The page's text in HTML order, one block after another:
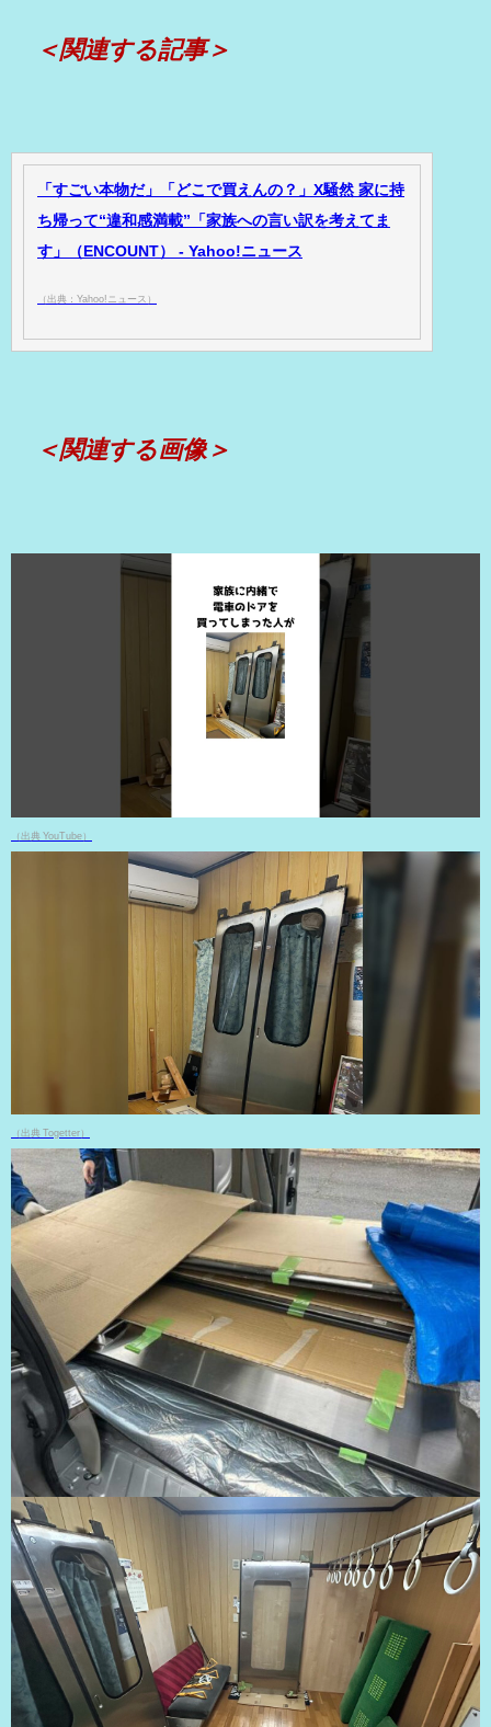
＜関連する記事＞
「すごい本物だ」「どこで買えんの？」X騒然 家に持
ち帰って“違和感満載”「家族への言い訳を考えてま
す」（ENCOUNT） - Yahoo!ニュース
（出典：Yahoo!ニュース）
＜関連する画像＞
（出典 YouTube）
（出典 Togetter）